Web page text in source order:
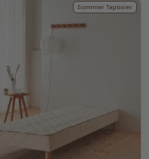
Sommier Tapissier